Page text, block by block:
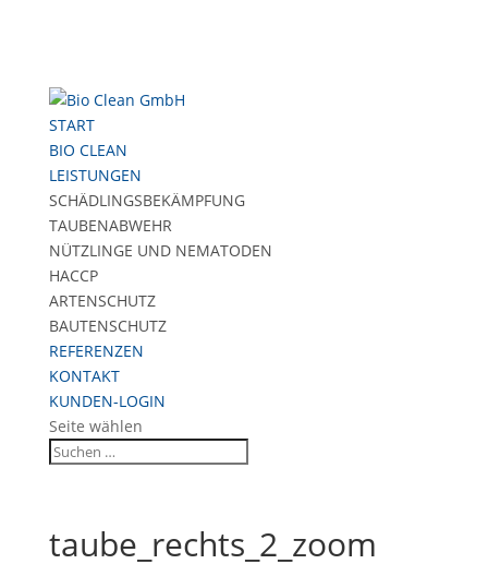
START
BIO CLEAN
LEISTUNGEN
SCHÄDLINGSBEKÄMPFUNG
TAUBENABWEHR
NÜTZLINGE UND NEMATODEN
HACCP
ARTENSCHUTZ
BAUTENSCHUTZ
REFERENZEN
KONTAKT
KUNDEN-LOGIN
Seite wählen
taube_rechts_2_zoom